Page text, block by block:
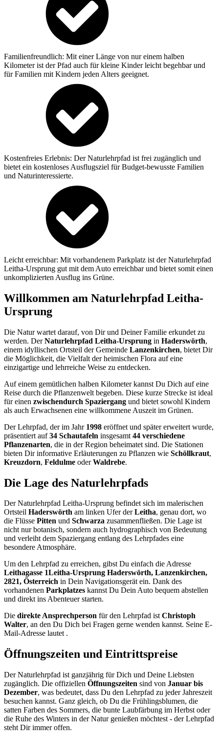
Familienfreundlich: Mit einer Länge von nur einem halben
Kilometer ist der Pfad auch für kleine Kinder leicht begehbar und
für Familien mit Kindern jeden Alters geeignet.
Kostenfreies Erlebnis: Der Naturlehrpfad ist frei zugänglich und
bietet ein kostenloses Ausflugsziel für Budget-bewusste Familien
und Naturinteressierte.
Leicht erreichbar: Mit vorhandenem Parkplatz ist der Naturlehrpfad
Leitha-Ursprung gut mit dem Auto erreichbar und bietet somit einen
unkomplizierten Ausflug ins Grüne.
Willkommen am Naturlehrpfad Leitha-
Ursprung
Die Natur wartet darauf, von Dir und Deiner Familie erkundet zu
werden. DerNaturlehrpfad Leitha-Ursprung in Haderswörth,
einem idyllischen Ortsteil der Gemeinde Lanzenkirchen, bietet Dir
die Möglichkeit, die Vielfalt der heimischen Flora auf eine
einzigartige und lehrreiche Weise zu entdecken.
Auf einem gemütlichen halben Kilometer kannst Du Dich auf eine
Reise durch die Pflanzenwelt begeben. Diese kurze Strecke ist ideal
für einen zwischendurch Spaziergang und bietet sowohl Kindern
als auch Erwachsenen eine willkommene Auszeit im Grünen.
Der Lehrpfad, der im Jahr 1998 eröffnet und später erweitert wurde,
präsentiert auf34 Schautafeln insgesamt 44 verschiedene
Pflanzenarten, die in der Region beheimatet sind. Die Stationen
bieten Dir informative Erläuterungen zu Pflanzen wie Schöllkraut,
Kreuzdorn, Feldulme oderWaldrebe.
Die Lage des Naturlehrpfads
Der Naturlehrpfad Leitha-Ursprung befindet sich im malerischen
Ortsteil Haderswörth am linken Ufer derLeitha, genau dort, wo
die Flüsse Pitten und Schwarza zusammenfließen. Die Lage ist
nicht nur botanisch, sondern auch hydrographisch von Bedeutung
und verleiht dem Spaziergang entlang des Lehrpfades eine
besondere Atmosphäre.
Um den Lehrpfad zu erreichen, gibst Du einfach die Adresse
Leithagasse 1Leitha-Ursprung Haderswörth, Lanzenkirchen,
2821, Österreich in Dein Navigationsgerät ein. Dank des
vorhandenen Parkplatzes kannst Du Dein Auto bequem abstellen
und direkt ins Abenteuer starten.
Die direkte Ansprechperson für den Lehrpfad istChristoph
Walter, an den Du Dich bei Fragen gerne wenden kannst. Seine E-
Mail-Adresse lautet .
Öffnungszeiten und Eintrittspreise
Der Naturlehrpfad ist ganzjährig für Dich und Deine Liebsten
zugänglich. Die offiziellen Öffnungszeiten sind von Januar bis
Dezember, was bedeutet, dass Du den Lehrpfad zu jeder Jahreszeit
besuchen kannst. Ganz gleich, ob Du die Frühlingsblumen, die
satten Farben des Sommers, die bunte Laubfärbung im Herbst oder
die Ruhe des Winters in der Natur genießen möchtest - der Lehrpfad
steht Dir immer offen.